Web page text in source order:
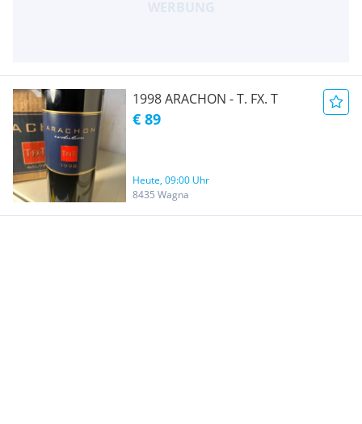
1998 ARACHON - T. FX. T
€ 89
Heute, 09:00 Uhr
8435 Wagna